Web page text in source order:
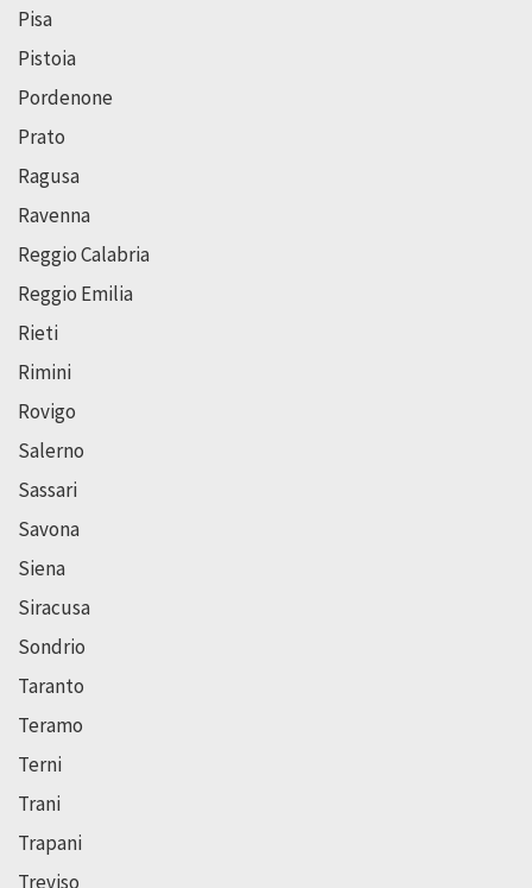
Pisa
Pistoia
Pordenone
Prato
Ragusa
Ravenna
Reggio Calabria
Reggio Emilia
Rieti
Rimini
Rovigo
Salerno
Sassari
Savona
Siena
Siracusa
Sondrio
Taranto
Teramo
Terni
Trani
Trapani
Treviso